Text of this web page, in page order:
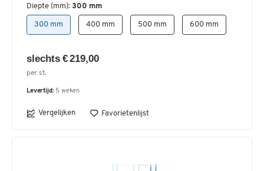
Diepte (mm): 300 mm
300 mm 400 mm 500 mm 600 mm
slechts € 219,00
per st.
Levertijd: 5 weken
Vergelijken Favorietenlijst